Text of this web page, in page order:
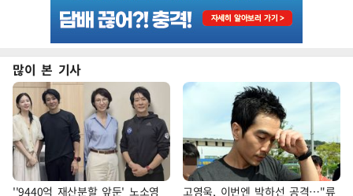
많이 본 기사
''9440억 재산분할 앞둔' 노소영 고영욱, 이번엔 박하선 공격…"류